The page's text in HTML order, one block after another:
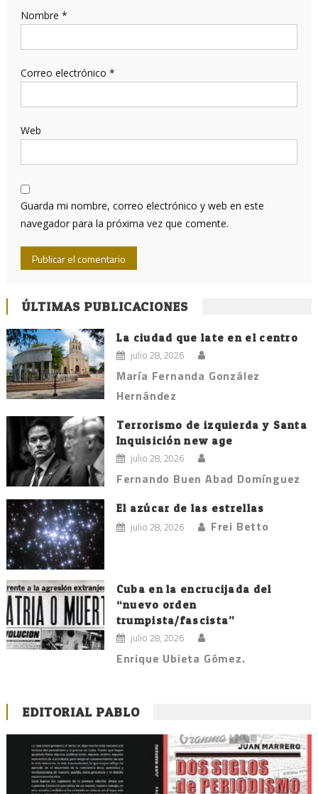
Nombre *
Correo electrónico *
Web
Guarda mi nombre, correo electrónico y web en este
navegador para la próxima vez que comente.
ÚLTIMAS PUBLICACIONES
La ciudad que late en el centro
julio 28, 2026
María Fernanda González
Hernández
Terrorismo de izquierda y Santa
Inquisición new age
julio 28, 2026
Fernando Buen Abad Domínguez
El azúcar de las estrellas
julio 28, 2026 Frei Betto
Cuba en la encrucijada del
“nuevo orden
trumpista/fascista”
julio 28, 2026
Enrique Ubieta Gómez.
EDITORIAL PABLO